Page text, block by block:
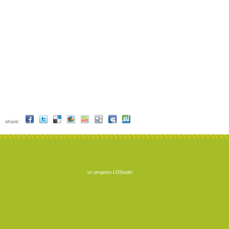
share:
un progetto LOStudio